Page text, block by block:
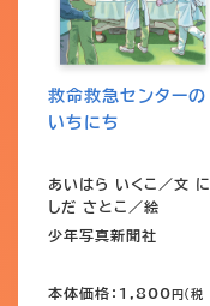
救命救急センターの
いちにち
あいはら いくこ／文 に
しだ さとこ／絵
少年写真新聞社
本体価格：1,800 円（税